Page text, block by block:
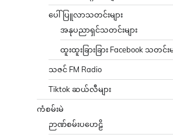
ပေါ်ပြူလာသတင်းများ
အနုပညာရှင်သတင်းများ
ထူးထူးခြားခြား Facebook သတင်းမ
သဇင် FM Radio
Tiktok ဆယ်လီများ
ကံစမ်းမဲ
ဉာဏ်စမ်းပဟေဠိ